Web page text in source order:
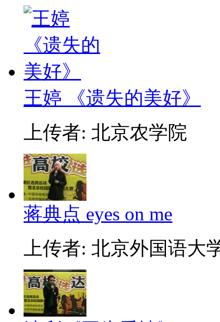
王婷 《遗失的美好》
上传者: 北京农学院
蒋典点 eyes on me
上传者: 北京外国语大